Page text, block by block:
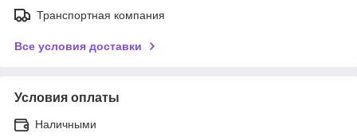
Транспортная компания
Все условия доставки
Условия оплаты
Наличными